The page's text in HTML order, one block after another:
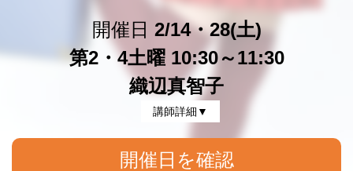
開催日 2/14・28(土)
第2・4土曜 10:30～11:30
織辺真智子
講師詳細▼
開催日を確認